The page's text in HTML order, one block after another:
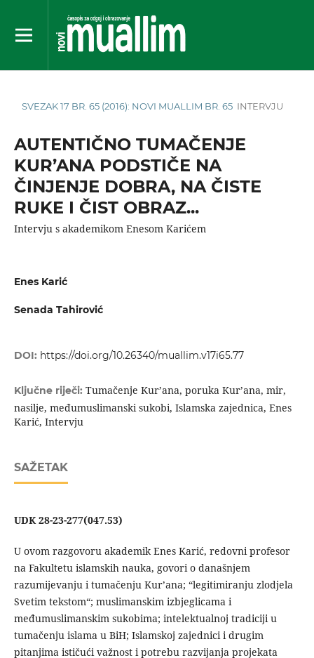
SVEZAK 17 BR. 65 (2016): NOVI MUALLIM BR. 65 INTERVJU
AUTENTIČNO TUMAČENJE
KUR’ANA PODSTIČE NA
ČINJENJE DOBRA, NA ČISTE
RUKE I ČIST OBRAZ...
Intervju s akademikom Enesom Karićem
Enes Karić
Senada Tahirović
DOI: https://doi.org/10.26340/muallim.v17i65.77
Ključne riječi: Tumačenje Kur’ana, poruka Kur’ana, mir,
nasilje, međumuslimanski sukobi, Islamska zajednica, Enes
Karić, Intervju
SAŽETAK
UDK 28-23-277(047.53)
U ovom razgovoru akademik Enes Karić, redovni profesor
na Fakultetu islamskih nauka, govori o današnjem
razumijevanju i tumačenju Kur’ana; “legitimiranju zlodjela
Svetim tekstom“; muslimanskim izbjeglicama i
međumuslimanskim sukobima; intelektualnoj tradiciji u
tumačenju islama u BiH; Islamskoj zajednici i drugim
pitanjima ističući važnost i potrebu razvijanja projekata